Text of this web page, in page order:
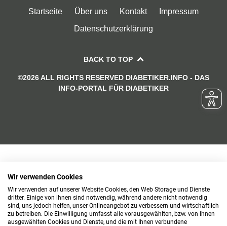
Startseite Über uns Kontakt
Impressum
Datenschutzerklärung
BACK TO TOP
©2026 ALL RIGHTS RESERVED DIABETIKER.INFO - DAS
INFO-PORTAL FÜR DIABETIKER
Wir verwenden Cookies
Wir verwenden auf unserer Website Cookies, den Web Storage und Dienste
dritter. Einige von ihnen sind notwendig, während andere nicht notwendig
sind, uns jedoch helfen, unser Onlineangebot zu verbessern und wirtschaftlich
zu betreiben. Die Einwilligung umfasst alle vorausgewählten, bzw. von Ihnen
ausgewählten Cookies und Dienste, und die mit Ihnen verbundene